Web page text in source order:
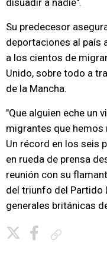
disuadir a nadie".
Su predecesor
deportaciones al país
a los cientos de
Unido, sobre todo a
de la Mancha.
"Que alguien eche un
migrantes que hemos
Un récord en los seis
en rueda de prensa
reunión con su
del triunfo del Partido
generales británicas